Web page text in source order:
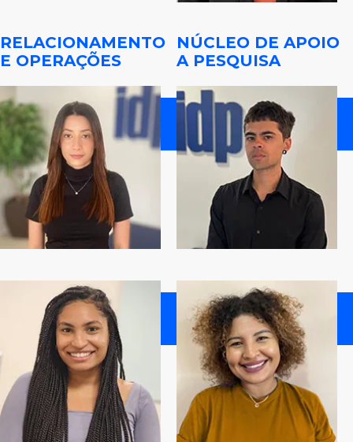
RELACIONAMENTO
E OPERAÇÕES
MANUELA
SOUZA
KARLA
COSTA​
NÚCLEO DE APOIO
A PESQUISA